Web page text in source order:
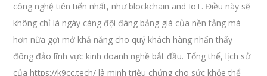
công nghệ tiên tiến nhất, như blockchain and IoT. Điều này sẽ
không chỉ là ngày càng đội đáng bảng giá của nền tảng mà
hơn nữa gợi mở khả năng cho quý khách hàng nhấn thấy
đông đảo lĩnh vực kinh doanh nghề bắt đầu. Tổng thể, lịch sử
của https://k9cc.tech/ là minh triệu chứng cho sức khỏe thể